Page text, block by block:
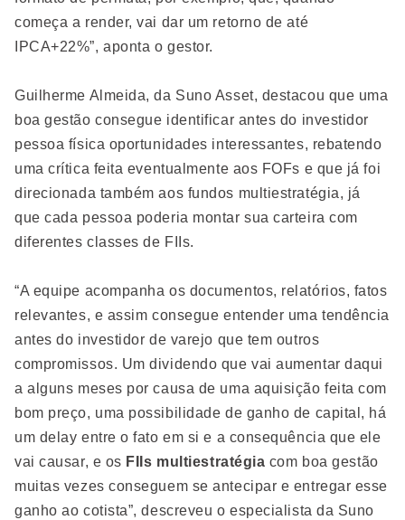
começa a render, vai dar um retorno de até
IPCA+22%”, aponta o gestor.
Guilherme Almeida, da Suno Asset, destacou que uma
boa gestão consegue identificar antes do investidor
pessoa física oportunidades interessantes, rebatendo
uma crítica feita eventualmente aos FOFs e que já foi
direcionada também aos fundos multiestratégia, já
que cada pessoa poderia montar sua carteira com
diferentes classes de FIIs.
“A equipe acompanha os documentos, relatórios, fatos
relevantes, e assim consegue entender uma tendência
antes do investidor de varejo que tem outros
compromissos. Um dividendo que vai aumentar daqui
a alguns meses por causa de uma aquisição feita com
bom preço, uma possibilidade de ganho de capital, há
um delay entre o fato em si e a consequência que ele
vai causar, e os FIIs multiestratégia com boa gestão
muitas vezes conseguem se antecipar e entregar esse
ganho ao cotista”, descreveu o especialista da Suno